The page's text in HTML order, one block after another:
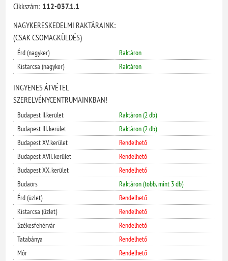
Cikkszám: 112-037.1.1
NAGYKERESKEDELMI RAKTÁRAINK:
(CSAK CSOMAGKÜLDÉS)
Érd (nagyker)
Raktáron
Kistarcsa (nagyker)
Raktáron
INGYENES ÁTVÉTEL
SZERELVÉNYCENTRUMAINKBAN!
Budapest II.kerület
Raktáron (2 db)
Budapest III. kerület
Raktáron (2 db)
Budapest XV. kerület
Rendelhető
Budapest XVII. kerület
Rendelhető
Budapest XX. kerület
Rendelhető
Budaörs
Raktáron (több, mint 3 db)
Érd (üzlet)
Rendelhető
Kistarcsa (üzlet)
Rendelhető
Székesfehérvár
Rendelhető
Tatabánya
Rendelhető
Mór
Rendelhető